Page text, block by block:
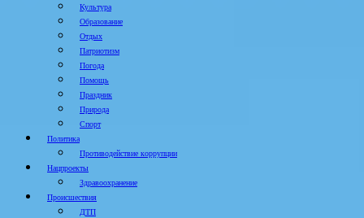
Культура
Образование
Отдых
Патриотизм
Погода
Помощь
Праздник
Природа
Спорт
Политика
Противодействие коррупции
Нацпроекты
Здравоохранение
Происшествия
ДТП